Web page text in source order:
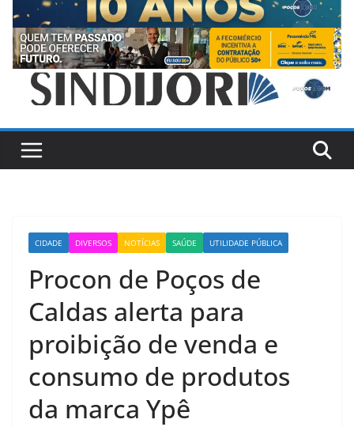
CIDADE DIVERSOS NOTÍCIAS SAÚDE UTILIDADE PÚBLICA
Procon de Poços de
Caldas alerta para
proibição de venda e
consumo de produtos
da marca Ypê